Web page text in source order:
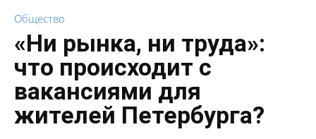
Общество
«Ни рынка, ни труда»:
что происходит с
вакансиями для
жителей Петербурга?